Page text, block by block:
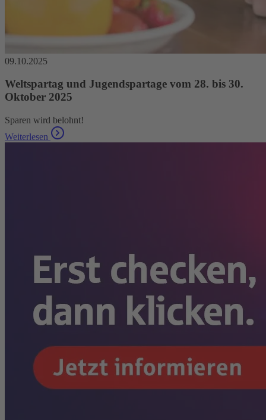
09.10.2025
Weltspartag und Jugendspartage vom 28. bis 30.
Oktober 2025
Sparen wird belohnt!
Weiterlesen